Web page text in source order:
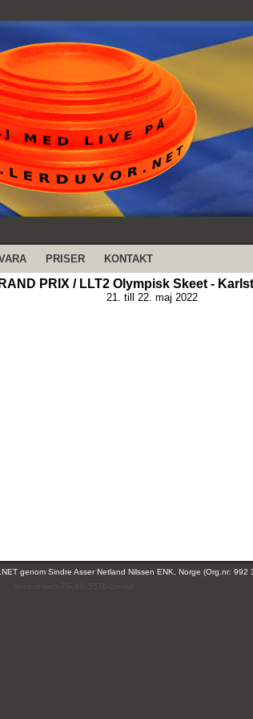
PRISER KONTAKT
PRIX / LLT2 Olympisk Skeet -
21. till 22. maj 2022
genom Sindre Asser Netland Nilssen ENK, Norge (Org.nr: 992
(leirdue-web-76c49c557b-2xvxg)